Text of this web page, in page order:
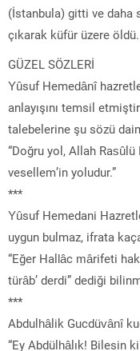
(İstanbula) gitti ve daha
çıkarak küfür üzere öldü.
GÜZEL SÖZLERİ
Yûsuf Hemedânî
anlayışını temsil
talebelerine şu sözü
“Doğru yol, Allah
vesellem’in yoludur.”
***
Yûsuf Hemedani
uygun bulmaz, ifrata
“Eğer Hallâc mârifeti
türâb’ derdi” dediği
***
Abdulhâlik Gucdüvânî
“Ey Abdülhâlık! Bilesin